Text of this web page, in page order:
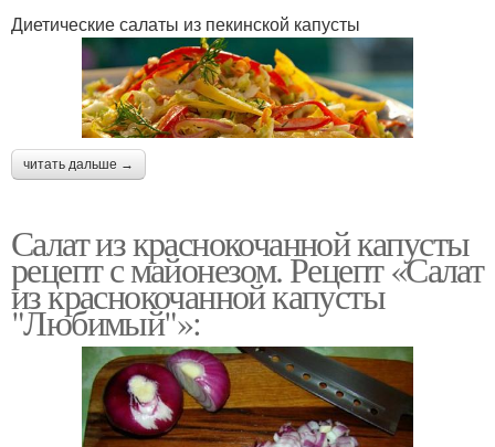
Диетические салаты из пекинской капусты
читать дальше →
Салат из краснокочанной капусты
рецепт с майонезом. Рецепт «Салат
из краснокочанной капусты
"Любимый"»: